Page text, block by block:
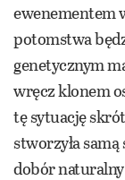
ewenementem
potomstwa
genetycznym
wręcz klonem
tę sytuację
stworzyła
dobór